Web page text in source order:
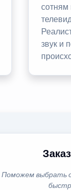
сотням
звук и
Поможем выбрать